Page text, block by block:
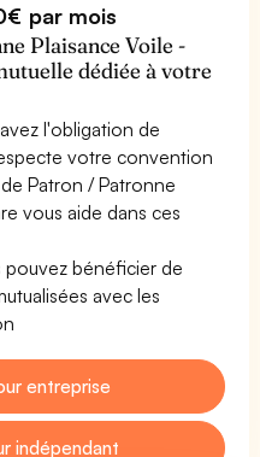
par mois
Plaisance Voile -
dédiée à votre
l'obligation de
votre convention
Patron / Patronne
vous aide dans ces
pouvez bénéficier de
avec les
entreprise
indépendant